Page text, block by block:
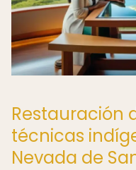
Restauración
técnicas
Nevada de